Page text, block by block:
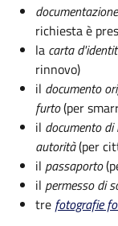
richiesta è
la carta
rinnovo)
il documento
furto(per
il documento
autorità(per
il passaporto
il permesso di
tre fotografie